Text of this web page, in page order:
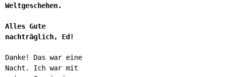
Weltgeschehen.
Alles Gute
nachträglich, Ed!
Danke! Das war eine
Nacht. Ich war mit